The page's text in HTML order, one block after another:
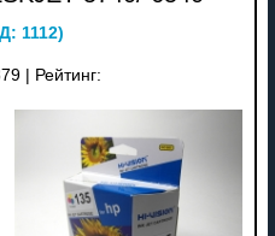
1112)
Рейтинг: